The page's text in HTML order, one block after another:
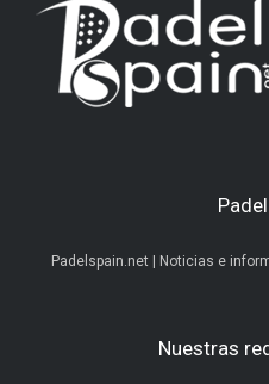
Padelspain.net | Noticias e
Nuestras